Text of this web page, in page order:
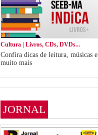
Cultura | Livros, CDs, DVDs...
Confira dicas de leitura, músicas e
muito mais
JORNAL